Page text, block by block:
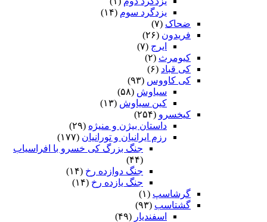
یزدگرد سوم (۱۴)
ضحاک (۷)
فریدون (۲۶)
ایرج (۷)
کیومرث (۲)
کی قباد (۶)
کی کاووس (۹۳)
سیاوش (۵۸)
کین سیاوش (۱۳)
کیخسرو (۲۵۴)
داستان بیژن و منیژه (۲۹)
رزم ایرانیان و تورانیان (۱۷۷)
جنگ بزرگ کی خسرو با افراسیاب
(۴۴)
جنگ دوازده رخ (۱۴)
جنگ یازده رخ (۱۴)
گرشاسپ (۱)
گشتاسب (۹۳)
اسفندیار (۴۹)